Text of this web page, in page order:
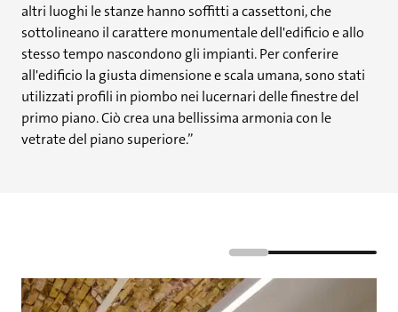
altri luoghi le stanze hanno soffitti a cassettoni, che
sottolineano il carattere monumentale dell'edificio e allo
stesso tempo nascondono gli impianti. Per conferire
all'edificio la giusta dimensione e scala umana, sono stati
utilizzati profili in piombo nei lucernari delle finestre del
primo piano. Ciò crea una bellissima armonia con le
vetrate del piano superiore.”